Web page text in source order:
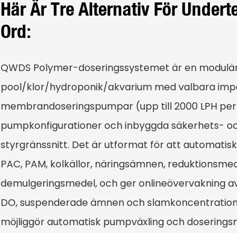
Här Är Tre Alternativ För
Ord:
QWDS Polymer-doseringssystemet är en
pool/klor/hydroponik/akvarium med valbara
membrandoseringspumpar (upp till 2000 LPH
pumpkonfigurationer och inbyggda säkerhets-
styrgränssnitt. Det är utformat för att
PAC, PAM, kolkällor, näringsämnen,
demulgeringsmedel, och ger onlineövervakning
DO, suspenderade ämnen och
möjliggör automatisk pumpväxling och